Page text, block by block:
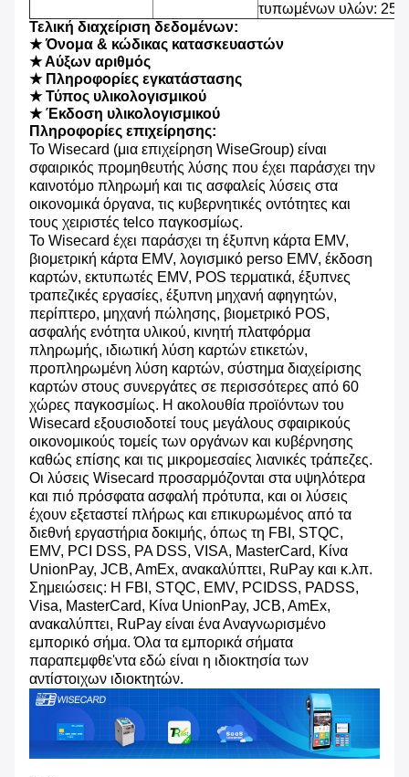
τυπωμένων υλών: 25%
Τελική διαχείριση δεδομένων:
★ Όνομα & κώδικας κατασκευαστών
★ Αύξων αριθμός
★ Πληροφορίες εγκατάστασης
★ Τύπος υλικολογισμικού
★ Έκδοση υλικολογισμικού
Πληροφορίες επιχείρησης:
Το Wisecard (μια επιχείρηση WiseGroup) είναι
σφαιρικός προμηθευτής λύσης που έχει παράσχει την
καινοτόμο πληρωμή και τις ασφαλείς λύσεις στα
οικονομικά όργανα, τις κυβερνητικές οντότητες και
τους χειριστές telco παγκοσμίως.
Το Wisecard έχει παράσχει τη έξυπνη κάρτα EMV,
βιομετρική κάρτα EMV, λογισμικό perso EMV, έκδοση
καρτών, εκτυπωτές EMV, POS τερματικά, έξυπνες
τραπεζικές εργασίες, έξυπνη μηχανή αφηγητών,
περίπτερο, μηχανή πώλησης, βιομετρικό POS,
ασφαλής ενότητα υλικού, κινητή πλατφόρμα
πληρωμής, ιδιωτική λύση καρτών ετικετών,
προπληρωμένη λύση καρτών, σύστημα διαχείρισης
καρτών στους συνεργάτες σε περισσότερες από 60
χώρες παγκοσμίως. Η ακολουθία προϊόντων του
Wisecard εξουσιοδοτεί τους μεγάλους σφαιρικούς
οικονομικούς τομείς των οργάνων και κυβέρνησης
καθώς επίσης και τις μικρομεσαίες λιανικές τράπεζες.
Οι λύσεις Wisecard προσαρμόζονται στα υψηλότερα
και πιό πρόσφατα ασφαλή πρότυπα, και οι λύσεις
έχουν εξεταστεί πλήρως και επικυρωμένος από τα
διεθνή εργαστήρια δοκιμής, όπως τη FBI, STQC,
EMV, PCI DSS, PA DSS, VISA, MasterCard, Κίνα
UnionPay, JCB, AmEx, ανακαλύπτει, RuPay και κ.λπ.
Σημειώσεις: Η FBI, STQC, EMV, PCIDSS, PADSS,
Visa, MasterCard, Κίνα UnionPay, JCB, AmEx,
ανακαλύπτει, RuPay είναι ένα Αναγνωρισμένο
εμπορικό σήμα. Όλα τα εμπορικά σήματα
παραπεμφθε'ντα εδώ είναι η ιδιοκτησία των
αντίστοιχων ιδιοκτητών.